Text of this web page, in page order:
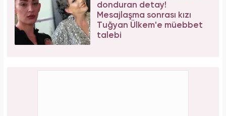
donduran detay!
Mesajlaşma sonrası kızı
Tuğyan Ülkem'e müebbet
talebi